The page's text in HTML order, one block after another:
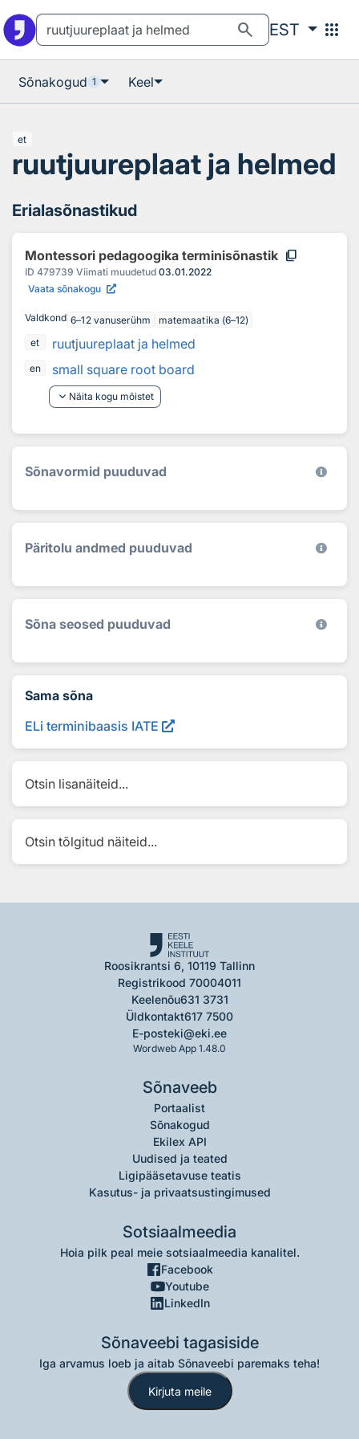
search EST apps
Sõnakogud 1 Keel
et
ruutjuureplaat ja helmed
Erialasõnastikud
Montessori pedagoogika terminisõnastik content_copy
ID 479739 Viimati muudetud 03.01.2022
Vaata sõnakogu
Valdkond 6–12 vanuserühm
matemaatika (6–12)
et
ruutjuureplaat ja helmed
en
small square root board
keyboard_arrow_down Näita kogu mõistet
Sõnavormid puuduvad
Päritolu andmed puuduvad
Sõna seosed puuduvad
Sama sõna
ELi terminibaasis IATE
Otsin lisanäiteid...
Otsin tõlgitud näiteid...
Roosikrantsi 6, 10119 Tallinn
Registrikood 70004011
Keelenõu631 3731
Üldkontakt617 7500
E-posteki@eki.ee
Wordweb App 1.48.0
Sõnaveeb
Portaalist
Sõnakogud
Ekilex API
Uudised ja teated
Ligipääsetavuse teatis
Kasutus- ja privaatsustingimused
Sotsiaalmeedia
Hoia pilk peal meie sotsiaalmeedia kanalitel.
Facebook
Youtube
LinkedIn
Sõnaveebi tagasiside
Iga arvamus loeb ja aitab Sõnaveebi paremaks teha!
Kirjuta meile